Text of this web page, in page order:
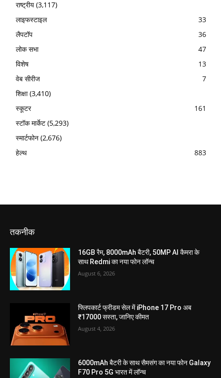
राष्ट्रीय (3,117)
लाइफस्टाइल
33
लैपटॉप
36
लोक सभा
47
विशेष
13
वेब सीरीज
7
शिक्षा(3,410)
स्कूटर
161
स्टॉक मार्केट (5,293)
स्मार्टफोन (2,676)
हेल्थ
883
तकनीक
16GB रैम, 8000mAh बैटरी, 50MP AI कैमरा के
साथ Redmi का नया फोन लॉन्च
August 6, 2026
फ्लिपकार्ट फ्रीडम सेल में iPhone 17 Pro अब
₹17000 सस्ता, जानिए कीमत
August 4, 2026
6000mAh बैटरी के साथ सैमसंग का नया फोन Galaxy
F70 Pro 5G भारत में लॉन्च